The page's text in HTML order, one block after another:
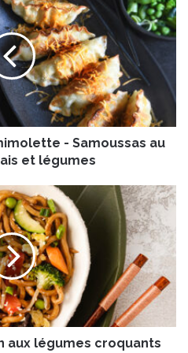
- Samoussas au
et légumes
aux légumes croquants